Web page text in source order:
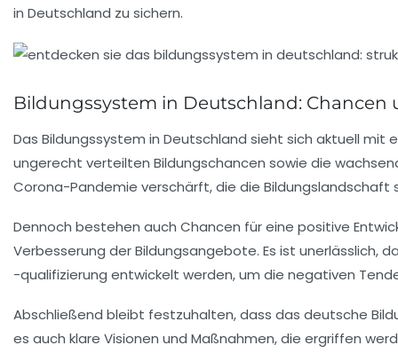
in Deutschland zu sichern.
Bildungssystem in Deutschland:
Das Bildungssystem in Deutschland sieht sich aktuell mit
ungerecht verteilten Bildungschancen sowie die
Corona-Pandemie verschärft, die die
Dennoch bestehen auch Chancen für eine positive
Verbesserung derBildungsangebote. Es ist unerlässlich,
-qualifizierung entwickelt werden, um die negativen
Abschließend bleibt festzuhalten, dass das deutsche
es auch klare Visionen und Maßnahmen, die ergriffen